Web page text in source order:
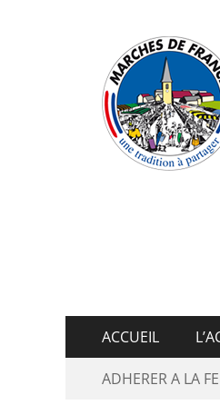
ACCUEIL
ADHERER A LA